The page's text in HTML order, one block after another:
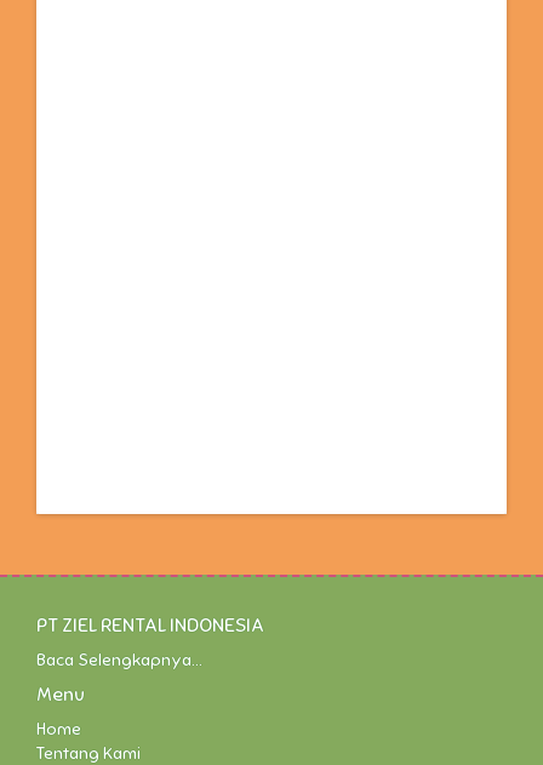
PT ZIEL RENTAL INDONESIA
Baca Selengkapnya...
Menu
Home
Tentang Kami